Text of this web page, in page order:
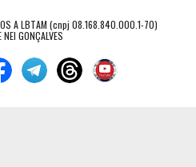
A LBTAM (cnpj 08.168.840.000.1-70)
NEI GONÇALVES